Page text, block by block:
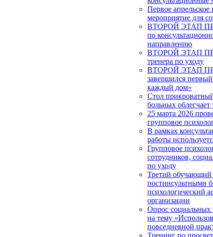
Первое апрельское
мероприятие для
ВТОРОЙ ЭТАП
по
направлению
ВТОРОЙ ЭТАП
тренера по уходу
ВТОРОЙ ЭТАП
завершился
каждый дом»
Стол
больных облегчает
25 марта 2026
групповое
В рамках
работы
Групповое
сотрудников,
по уходу
Третий обучающий
постинсультными
психологический
организации
Опрос
на тему
повседневной
Тренинг по